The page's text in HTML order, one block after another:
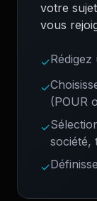
votre
vous
✓
✓
(POUR
✓
société,
✓